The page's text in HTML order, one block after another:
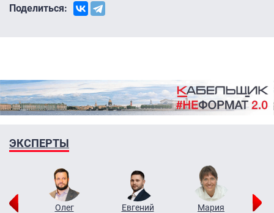
Поделиться:
ЭКСПЕРТЫ
Олег
Евгений
Мария